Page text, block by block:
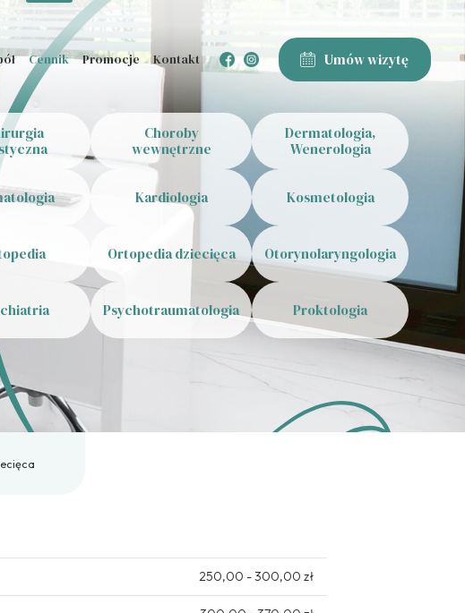
Cennik Promocje Kontakt Umów wizytę
Choroby
wewnętrzne
Dermatologia,
Wenerologia
Kardiologia Kosmetologia
Ortopedia dziecięca Otorynolaryngologia
Psychotraumatologia Proktologia
250,00 - 300,00 zł